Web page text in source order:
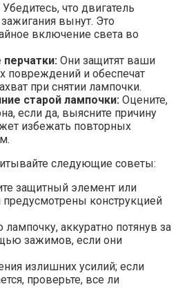
Убедитесь, что двигатель
вынут. Это
включение света во
Они защитят ваши
повреждений и обеспечат
при снятии лампочки.
старой лампочки: Оцените,
если да, выясните причину
избежать повторных
следующие советы:
защитный элемент или
предусмотрены конструкцией
аккуратно потянув за
зажимов, если они
излишних усилий; если
проверьте, все ли